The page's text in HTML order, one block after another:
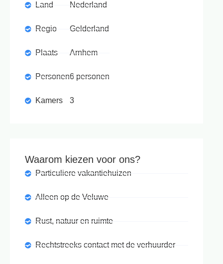
Land
Regio
Plaats
Personen
Kamers
Nederland
Gelderland
Arnhem
6 personen
3
Waarom kiezen voor ons?
Particuliere vakantiehuizen
Alleen op de Veluwe
Rust, natuur en ruimte
Rechtstreeks contact met de verhuurder